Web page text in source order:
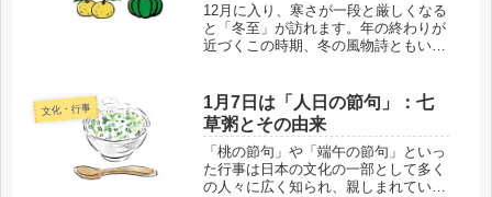
12月に入り、寒さが一段と厳しくなる
と「冬至」が訪れます。年の終わりが
近づくこの時期、冬の風物詩ともいえ
や、ゆず湯に浸かる理由を詳しくご紹
介します。冬至とは？冬至は「二十
四...
文化・行事
1月7日は「人日の節句」：七
草粥とその由来
「桃の節句」や「端午の節句」といっ
た行事は日本の文化の一部として多く
の人々に広く知られ、親しまれていま